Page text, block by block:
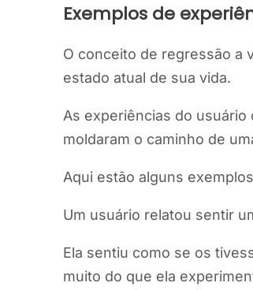
Exemplos de
O conceito de regressão a
estado atual de sua vida.
As experiências do usuário
moldaram o caminho de
Aqui estão alguns
Um usuário relatou sentir
Ela sentiu como se os
muito do que ela